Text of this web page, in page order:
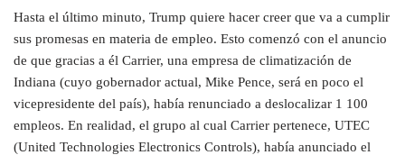
Hasta el último minuto, Trump quiere hacer creer que va a cumplir
sus promesas en materia de empleo. Esto comenzó con el anuncio
de que gracias a él Carrier, una empresa de climatización de
Indiana (cuyo gobernador actual, Mike Pence, será en poco el
vicepresidente del país), había renunciado a deslocalizar 1 100
empleos. En realidad, el grupo al cual Carrier pertenece, UTEC
(United Technologies Electronics Controls), había anunciado el